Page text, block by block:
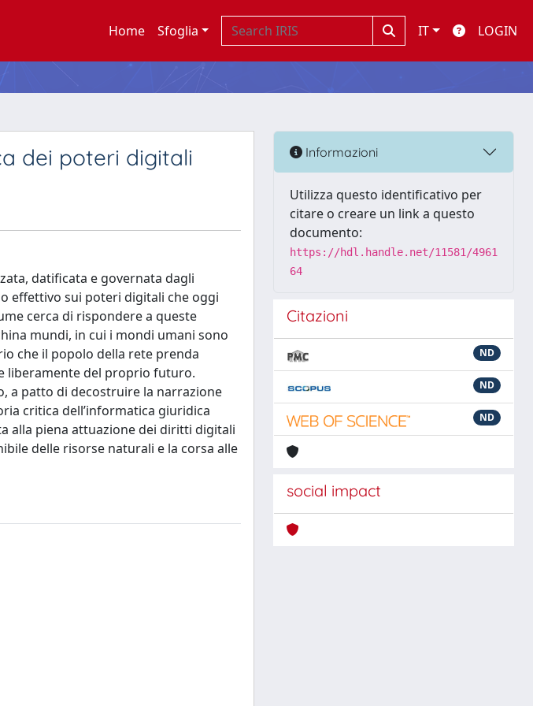
Home Sfoglia IT LOGIN
dei poteri digitali
datificata e governata dagli
effettivo sui poteri digitali che oggi
cerca di rispondere a queste
mundi, in cui i mondi umani sono
che il popolo della rete prenda
liberamente del proprio futuro.
a patto di decostruire la narrazione
critica dell’informatica giuridica
alla piena attuazione dei diritti digitali
delle risorse naturali e la corsa alle
Informazioni
Utilizza questo identificativo per
citare o creare un link a questo
documento:
https://hdl.handle.net/11581/4961
64
Citazioni
ND
ND
ND
social impact